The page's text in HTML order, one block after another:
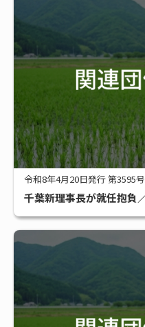
令和8年4月20日発行 第3595
千葉新理事長が就任抱負